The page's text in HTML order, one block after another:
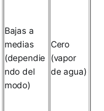
Bajas a
medias
(dependie
ndo del
modo)
Cero
(vapor
de agua)